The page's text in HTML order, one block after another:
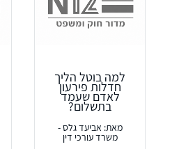
למה בוטל הליך
חדלות פירעון
לאדם שעמד
בתשלום?
מאת: אביעד גלס -
משרד עורכי דין